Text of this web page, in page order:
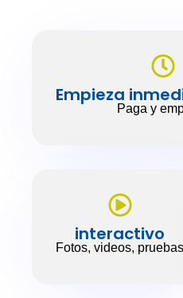
Empieza
Paga y
interactivo
Fotos, videos, pruebas